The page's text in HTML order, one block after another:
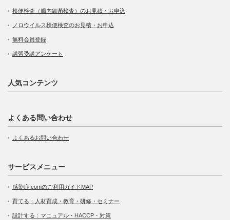
検便検査（腸内細菌検査）のお見積・お申込
ノロウイルス検便検査のお見積・お申込
無料会員登録
講習受講アンケート
人気コンテンツ
よくある問い合わせ
よくあるお問い合わせ
サービスメニュー
感染症.comのご利用ガイドMAP
育てる：人材育成・教育・研修・セミナー
設計する：マニュアル・HACCP・対策